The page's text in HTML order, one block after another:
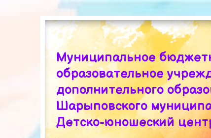
Муниципальное
образовательное
дополнительного
Шарыповского
Детско-юношеский